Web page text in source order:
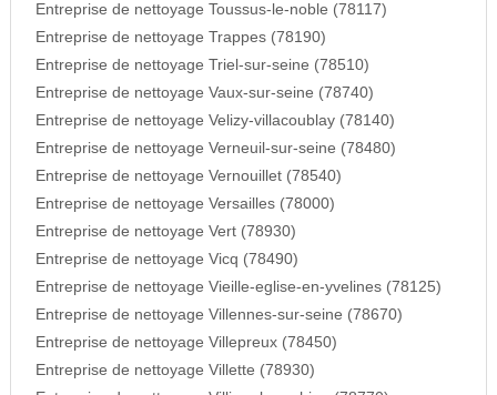
Entreprise de nettoyage Toussus-le-noble (78117)
Entreprise de nettoyage Trappes (78190)
Entreprise de nettoyage Triel-sur-seine (78510)
Entreprise de nettoyage Vaux-sur-seine (78740)
Entreprise de nettoyage Velizy-villacoublay (78140)
Entreprise de nettoyage Verneuil-sur-seine (78480)
Entreprise de nettoyage Vernouillet (78540)
Entreprise de nettoyage Versailles (78000)
Entreprise de nettoyage Vert (78930)
Entreprise de nettoyage Vicq (78490)
Entreprise de nettoyage Vieille-eglise-en-yvelines (78125)
Entreprise de nettoyage Villennes-sur-seine (78670)
Entreprise de nettoyage Villepreux (78450)
Entreprise de nettoyage Villette (78930)